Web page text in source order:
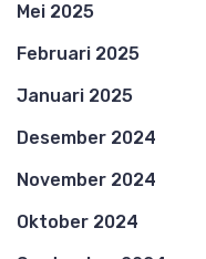
Mei 2025
Februari 2025
Januari 2025
Desember 2024
November 2024
Oktober 2024